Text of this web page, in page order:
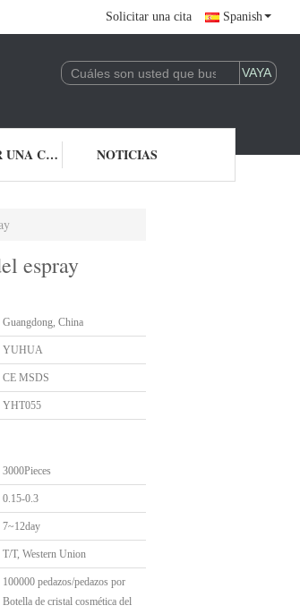
Solicitar una cita Spanish
SOLICITAR UNA CITA NOTICIAS
espray
Guangdong, China
YUHUA
CE MSDS
YHT055
3000Pieces
0.15-0.3
7~12day
T/T, Western Union
100000 pedazos/pedazos por
Botella de cristal cosmética del